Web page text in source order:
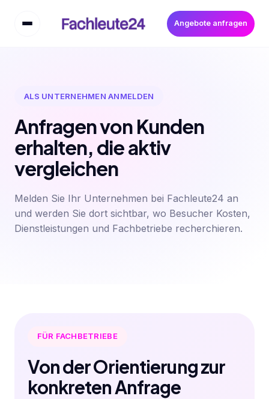
Angebote anfragen
ALS UNTERNEHMEN ANMELDEN
Anfragen von Kunden
erhalten, die aktiv
vergleichen
Melden Sie Ihr Unternehmen bei Fachleute24 an
und werden Sie dort sichtbar, wo Besucher Kosten,
Dienstleistungen und Fachbetriebe recherchieren.
FÜR FACHBETRIEBE
Von der Orientierung zur
konkreten Anfrage